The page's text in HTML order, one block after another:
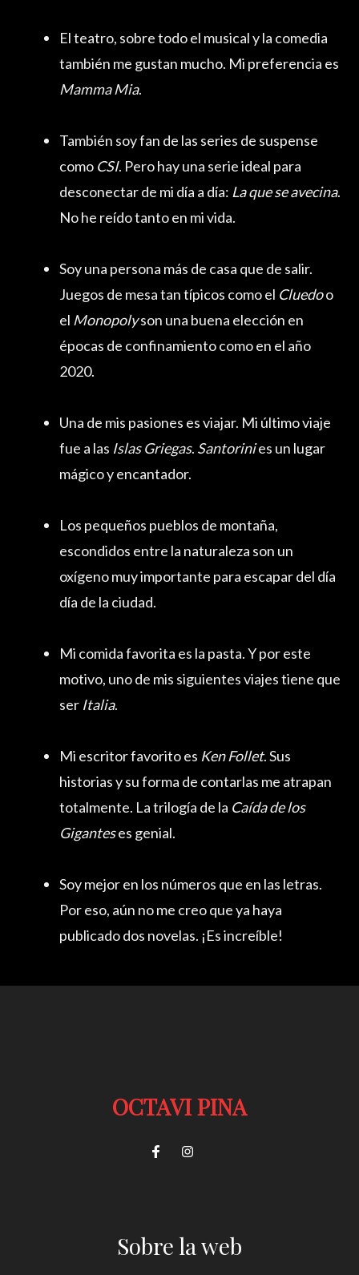
El teatro, sobre todo el musical y la comedia
también me gustan mucho. Mi preferencia es
Mamma Mia.
También soy fan de las series de suspense
como CSI. Pero hay una serie ideal para
desconectar de mi día a día: La que se avecina.
No he reído tanto en mi vida.
Soy una persona más de casa que de salir.
Juegos de mesa tan típicos como el Cluedoo
el Monopolyson una buena elección en
épocas de confinamiento como en el año
2020.
Una de mis pasiones es viajar. Mi último viaje
fue a las Islas Griegas. Santorinies un lugar
mágico y encantador.
Los pequeños pueblos de montaña,
escondidos entre la naturaleza son un
oxígeno muy importante para escapar del día
día de la ciudad.
Mi comida favorita es la pasta. Y por este
motivo, uno de mis siguientes viajes tiene que
ser Italia.
Mi escritor favorito es Ken Follet. Sus
historias y su forma de contarlas me atrapan
totalmente. La trilogía de la Caída de los
Giganteses genial.
Soy mejor en los números que en las letras.
Por eso, aún no me creo que ya haya
publicado dos novelas. ¡Es increíble!
OCTAVI PINA
Sobre la web